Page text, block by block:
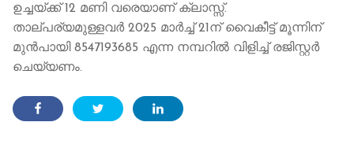
ഉച്ചയ്ക്ക് 12 മണി വരെയാണ് ക്ലാസ്സ്.
താല്പര്യമുള്ളവർ 2025 മാർച്ച് 21ന് വൈകീട്ട് മൂന്നിന്
മുൻപായി 8547193685 എന്ന നമ്പറിൽ വിളിച്ച് രജിസ്റ്റർ
ചെയ്യണം.